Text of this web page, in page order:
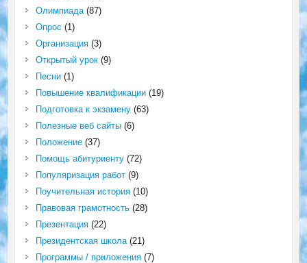
Олимпиада(87)
Опрос (1)
Организация(3)
Открытый урок(9)
Песни(1)
Повышение квалификации(19)
Подготовка к экзамену(63)
Полезные веб сайты(6)
Положение(37)
Помощь абитуриенту(72)
Популяризация работ(9)
Поучительная история(10)
Правовая грамотность(28)
Презентация(22)
Президентская школа(21)
Программы / приложения(7)